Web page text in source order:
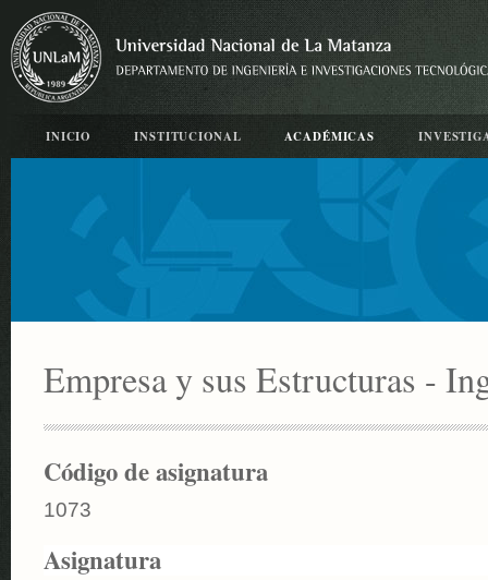
INICIO INSTITUCIONAL ACADÉMICAS
Empresa y sus Estructuras -
Código de asignatura
1073
Asignatura